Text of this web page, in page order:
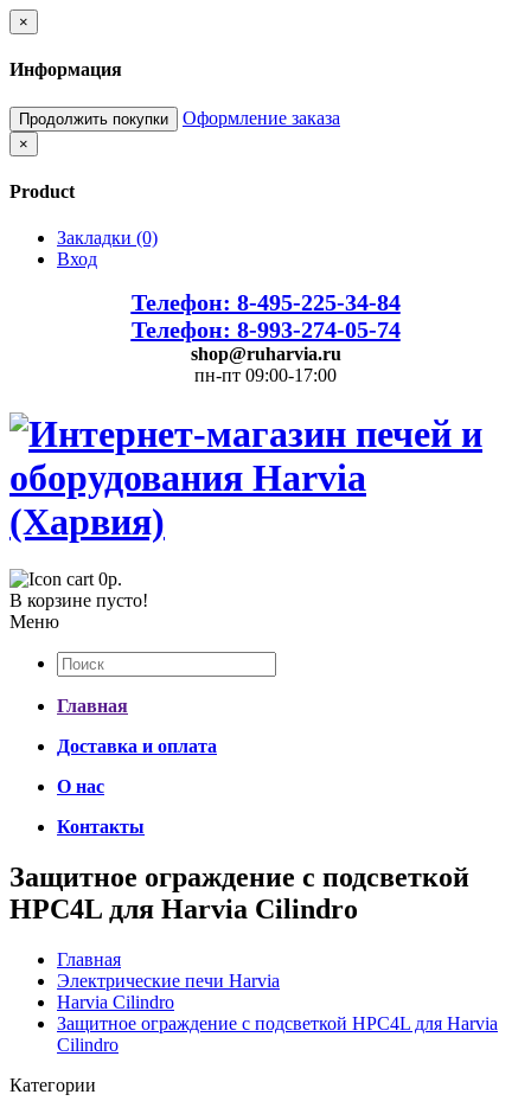
×
Информация
Продолжить покупки Оформление заказа
×
Product
Закладки (0)
Вход
Телефон: 8-495-225-34-84
Телефон: 8-993-274-05-74
shop@ruharvia.ru
пн-пт 09:00-17:00
0р.
В корзине пусто!
Меню
Главная
Доставка и оплата
О нас
Контакты
Защитное ограждение с подсветкой
HPC4L для Harvia Cilindro
Главная
Электрические печи Harvia
Harvia Cilindro
Защитное ограждение с подсветкой HPC4L для Harvia
Cilindro
Категории